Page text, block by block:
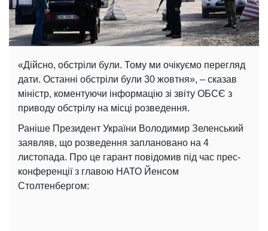
«Дійсно, обстріли були. Тому ми очікуємо перегляд
дати. Останні обстріли були 30 жовтня», – сказав
міністр, коментуючи інформацію зі звіту ОБСЄ з
приводу обстрілу на місці розведення.
Раніше Президент України Володимир Зеленський
заявляв, що розведення заплановано на 4
листопада. Про це гарант повідомив під час прес-
конференції з главою НАТО Йенсом
Столтенбергом: